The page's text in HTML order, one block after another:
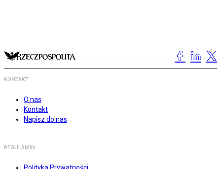
KONTAKT
O nas
Kontakt
Napisz do nas
REGULAMIN